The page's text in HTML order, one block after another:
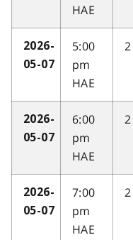
HAE
2026-
05-07
5:00
pm
HAE
2
2026-
05-07
6:00
pm
HAE
2
2026-
05-07
7:00
pm
HAE
2